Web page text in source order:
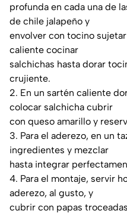
profunda en cada una de
de chile jalapeño y
envolver con tocino
caliente cocinar
salchichas hasta dorar
crujiente.
2. En un sartén caliente
colocar salchicha cubrir
con queso amarillo y
3. Para el aderezo, en un
ingredientes y mezclar
hasta integrar
4. Para el montaje, servir
aderezo, al gusto, y
cubrir con papas